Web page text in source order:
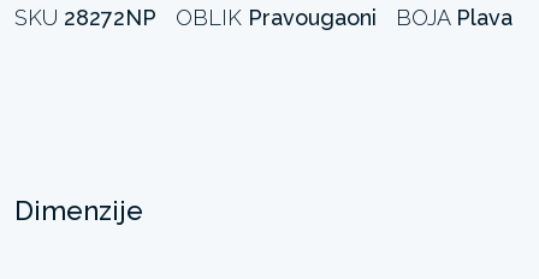
SKU 28272NP OBLIK Pravougaoni BOJA Plava
Dimenzije